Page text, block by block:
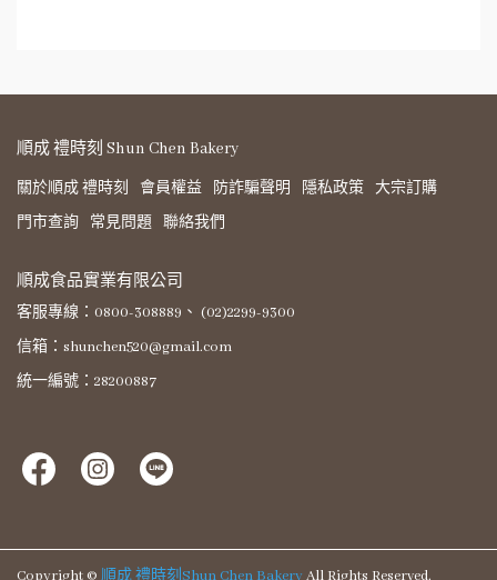
順成 禮時刻 Shun Chen Bakery
關於順成 禮時刻 會員權益 防詐騙聲明 隱私政策 大宗訂購
門市查詢
常見問題 聯絡我們
順成食品實業有限公司
客服專線：0800-308889、 (02)2299-9300
信箱：shunchen520@gmail.com
統一編號：28200887
Copyright © 順成 禮時刻Shun Chen BakeryAll Rights Reserved.